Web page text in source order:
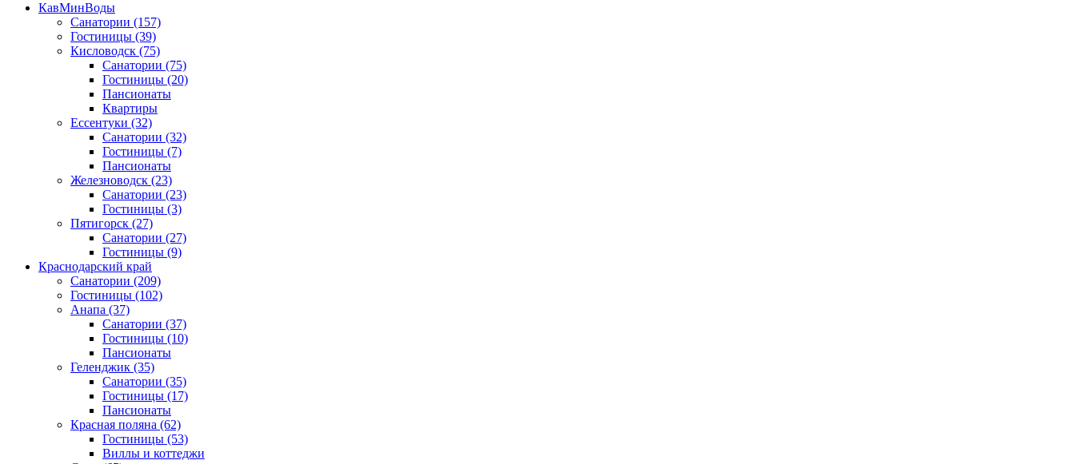
КавМинВоды
Санатории (157)
Гостиницы (39)
Кисловодск (75)
Санатории (75)
Гостиницы (20)
Пансионаты
Квартиры
Ессентуки (32)
Санатории (32)
Гостиницы (7)
Пансионаты
Железноводск (23)
Санатории (23)
Гостиницы (3)
Пятигорск (27)
Санатории (27)
Гостиницы (9)
Краснодарский край
Санатории (209)
Гостиницы (102)
Анапа (37)
Санатории (37)
Гостиницы (10)
Пансионаты
Геленджик (35)
Санатории (35)
Гостиницы (17)
Пансионаты
Красная поляна (62)
Гостиницы (53)
Виллы и коттеджи